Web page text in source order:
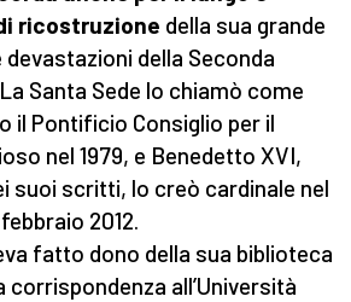
ricostruzione della sua grande
della Seconda
Santa Sede lo chiamò come
il Pontificio Consiglio per il
nel 1979, e Benedetto XVI,
suoi scritti, lo creò cardinale nel
2012.
fatto dono della sua biblioteca
corrispondenza all’Università